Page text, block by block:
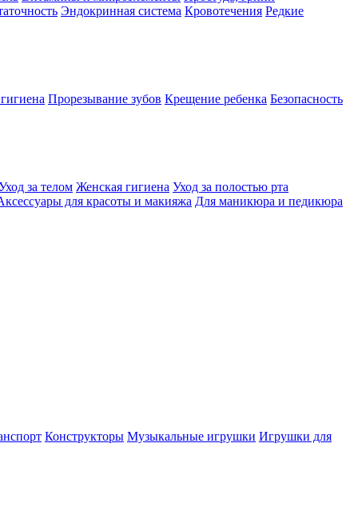
Эндокринная система Кровотечения Редкие
Прорезывание зубов Крещение ребенка Безопасность
за телом Женская гигиена Уход за полостью рта
для красоты и макияжа Для маникюра и педикюра
Конструкторы Музыкальные игрушки Игрушки для